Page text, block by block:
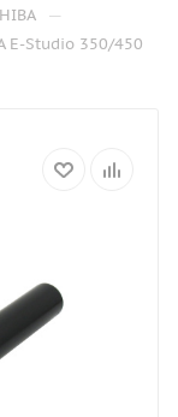
—
E-Studio 350/450